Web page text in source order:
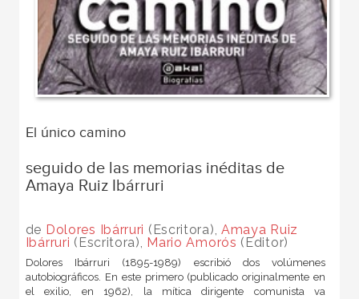
El único camino
seguido de las memorias inéditas de
Amaya Ruiz Ibárruri
de Dolores Ibárruri (Escritora), Amaya Ruiz
Ibárruri (Escritora), Mario Amorós (Editor)
Dolores Ibárruri (1895-1989) escribió dos volúmenes
autobiográficos. En este primero (publicado originalmente en
el exilio, en 1962), la mítica dirigente comunista va